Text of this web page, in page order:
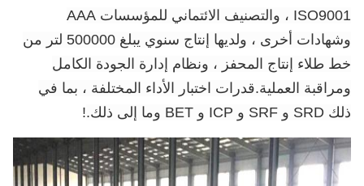
ISO9001 ، والتصنيف الائتماني للمؤسسات AAA
وشهادات أخرى ، ولديها إنتاج سنوي يبلغ 500000 لتر من
خط طلاء إنتاج المحفز ، ونظام إدارة الجودة الكامل
ومراقبة العملية.قدرات اختبار الأداء المختلفة ، بما في
ذلك SRD و SRF و ICP و BET وما إلى ذلك.
!